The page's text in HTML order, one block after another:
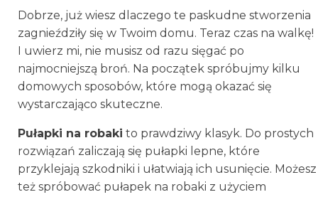
Dobrze, już wiesz dlaczego te paskudne stworzenia
zagnieździły się w Twoim domu. Teraz czas na walkę!
I uwierz mi, nie musisz od razu sięgać po
najmocniejszą broń. Na początek spróbujmy kilku
domowych sposobów, które mogą okazać się
wystarczająco skuteczne.
Pułapki na robaki to prawdziwy klasyk. Do prostych
rozwiązań zaliczają się pułapki lepne, które
przyklejają szkodniki i ułatwiają ich usunięcie. Możesz
też spróbować pułapek na robaki z użyciem